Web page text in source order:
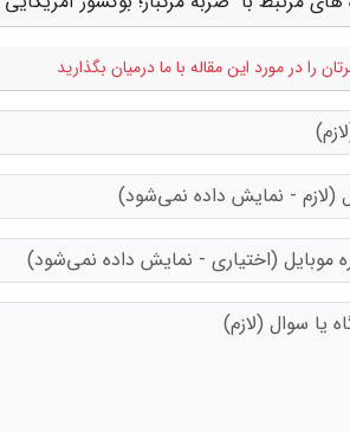
را در مورد این مقاله با ما درمیان بگذارید